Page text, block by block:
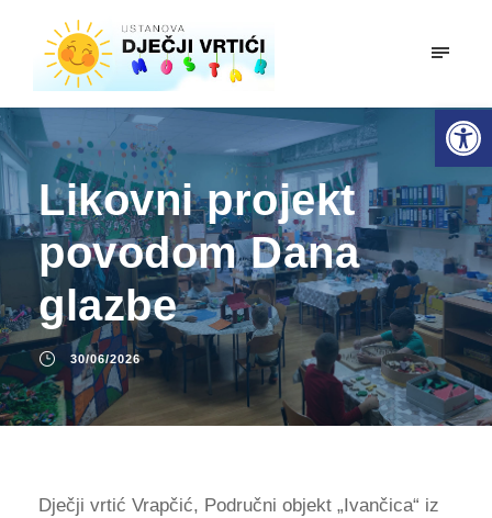
Open toolbar
Likovni projekt
povodom Dana
glazbe
30/06/2026
Dječji vrtić Vrapčić, Područni objekt „Ivančica“ iz